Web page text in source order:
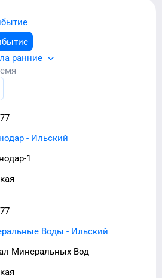
ранние
- Ильский
1
Воды - Ильский
Минеральных Вод